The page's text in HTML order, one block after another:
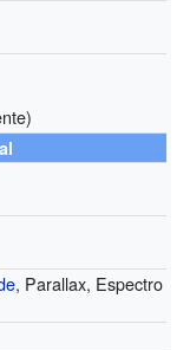
, Parallax, Espectro